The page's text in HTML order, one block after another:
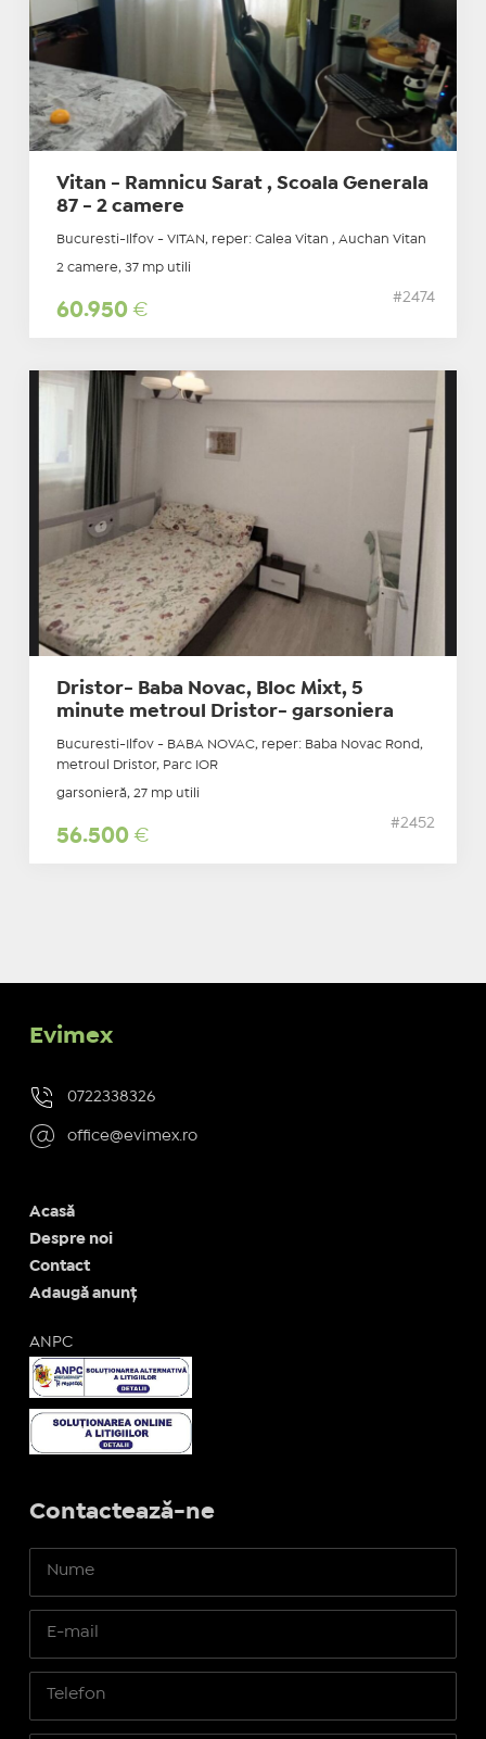
Vitan - Ramnicu Sarat , Scoala Generala
87 - 2 camere
Bucuresti-Ilfov - VITAN, reper: Calea Vitan , Auchan Vitan
2 camere, 37 mp utili
60.950 €
#2474
Dristor- Baba Novac, Bloc Mixt, 5
minute metroul Dristor- garsoniera
Bucuresti-Ilfov - BABA NOVAC, reper: Baba Novac Rond,
metroul Dristor, Parc IOR
garsonieră, 27 mp utili
56.500 €
#2452
Evimex
0722338326
office@evimex.ro
Acasă
Despre noi
Contact
Adaugă anunț
ANPC
Contactează-ne